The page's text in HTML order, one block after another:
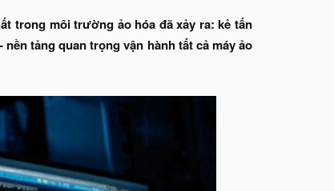
trong môi trường ảo hóa đã xảy ra: kẻ tấn
tảng quan trọng vận hành tất cả máy ảo